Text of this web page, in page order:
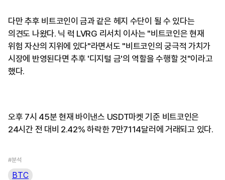
다만 추후 비트코인이 금과 같은 헤지 수단이 될 수 있다는
의견도 나왔다. 닉 럭 LVRG 리서치 이사는 "비트코인은 현재
위험 자산의 지위에 있다"라면서도 "비트코인의 궁극적 가치가
시장에 반영된다면 추후 '디지털 금'의 역할을 수행할 것"이라고
했다.
오후 7시 45분 현재 바이낸스 USDT마켓 기준 비트코인은
24시간 전 대비 2.42% 하락한 7만7114달러에 거래되고 있다.
#분석
BTC